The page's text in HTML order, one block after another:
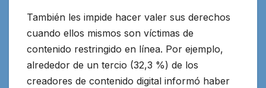
También les impide hacer valer sus derechos
cuando ellos mismos son víctimas de
contenido restringido en línea. Por ejemplo,
alrededor de un tercio (32,3 %) de los
creadores de contenido digital informó haber